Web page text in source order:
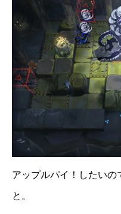
アップルパイ！したいの
と。